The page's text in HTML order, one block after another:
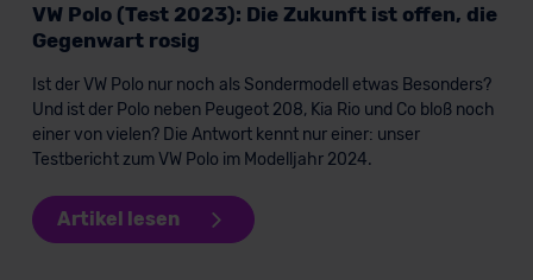
VW Polo (Test 2023): Die Zukunft ist offen, die
Gegenwart rosig
Ist der VW Polo nur noch als Sondermodell etwas Besonders?
Und ist der Polo neben Peugeot 208, Kia Rio und Co bloß noch
einer von vielen? Die Antwort kennt nur einer: unser
Testbericht zum VW Polo im Modelljahr 2024.
Artikel lesen